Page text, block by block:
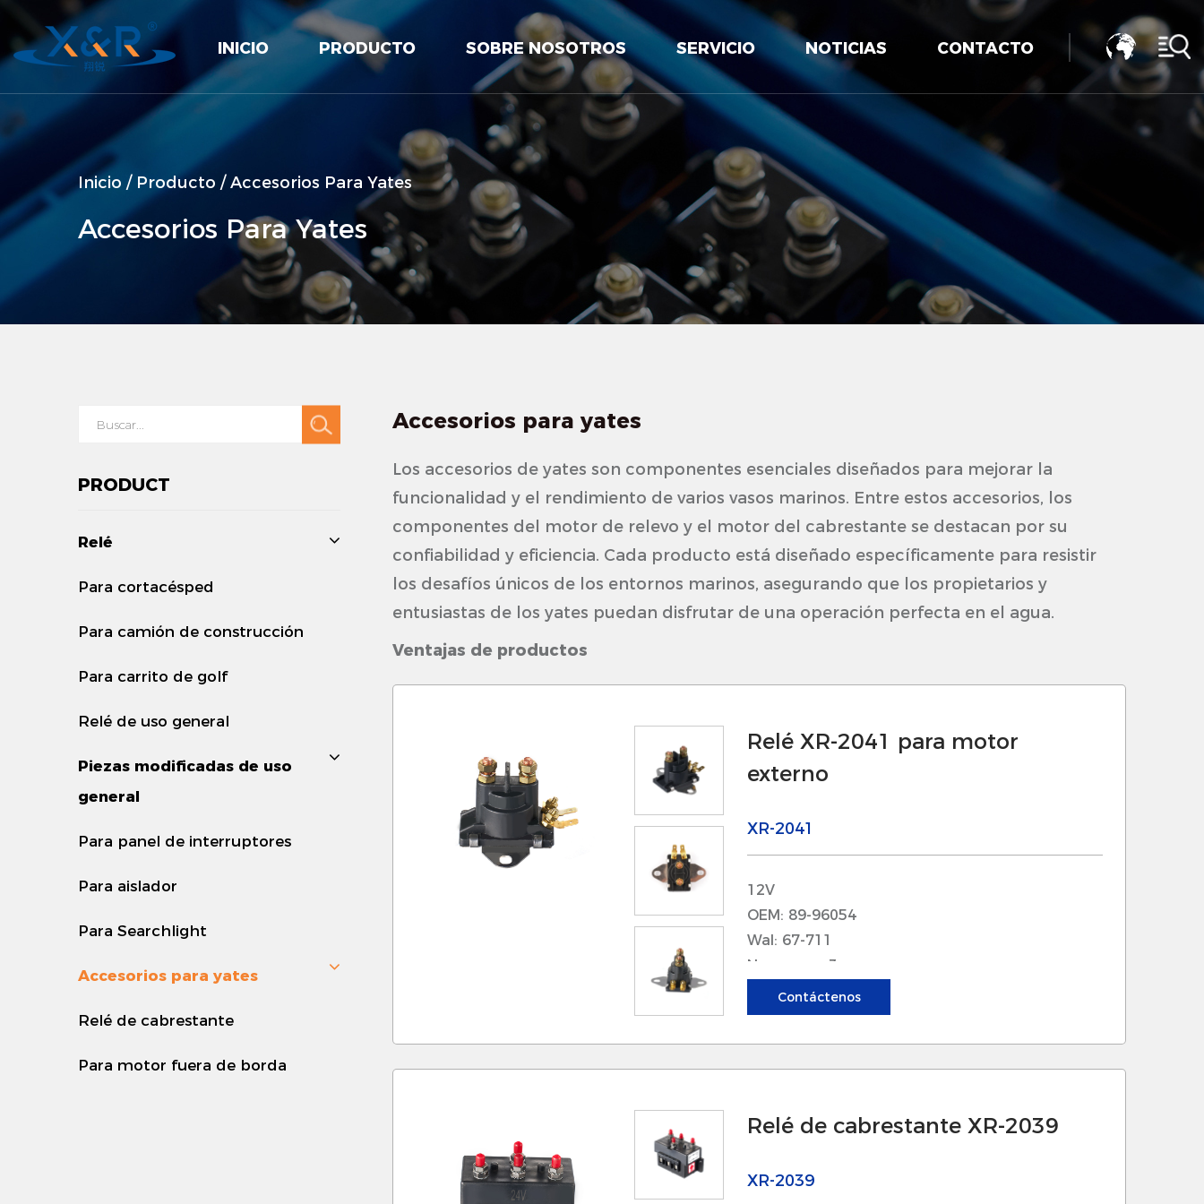
INICIO PRODUCTO SOBRE NOSOTROS SERVICIO NOTICIAS CONTACTO
Inicio / Producto /Accesorios Para Yates
Accesorios Para Yates
PRODUCT
Relé
Para cortacésped
Para camión de construcción
Para carrito de golf
Relé de uso general
Piezas modificadas de uso
general
Para panel de interruptores
Para aislador
Para Searchlight
Accesorios para yates
Relé de cabrestante
Para motor fuera de borda
Accesorios para yates
Los accesorios de yates son componentes esenciales diseñados para mejorar la
funcionalidad y el rendimiento de varios vasos marinos. Entre estos accesorios, los
componentes del motor de relevo y el motor del cabrestante se destacan por su
confiabilidad y eficiencia. Cada producto está diseñado específicamente para resistir
los desafíos únicos de los entornos marinos, asegurando que los propietarios y
entusiastas de los yates puedan disfrutar de una operación perfecta en el agua.
Ventajas de productos
1. Construcción robusta
resistentes a la corrosión, la radiación UV y las duras condiciones marinas. Esto
asegura que mantengan su integridad y rendimiento con el tiempo.
- El diseño duradero de estos componentes minimiza el riesgo de falla,
proporcionando tranquilidad durante los viajes, ya sean viajes cortos o viajes
extendidos.
- El relé del cabrestante está diseñado para mejorar la eficiencia del sistema de
cabrestante, lo que permite una operación más rápida y confiable. Esto es esencial
para tareas como elevar las velas o recuperar anclajes, donde el tiempo y la precisión
- Los componentes del motor externo están diseñados para optimizar la eficiencia del
combustible y la entrega de energía, mejorando el rendimiento general del motor al
- Estos accesorios se pueden usar en una amplia gama de modelos y tamaños de
yates, lo que los hace adecuados para embarcaciones recreativas y comerciales. Esta
Relé XR-2041 para motor
externo
XR-2041
12V
OEM: 89-96054
Wal: 67-711
Nueva era: 3
Contáctenos
Relé de cabrestante XR-2039
XR-2039